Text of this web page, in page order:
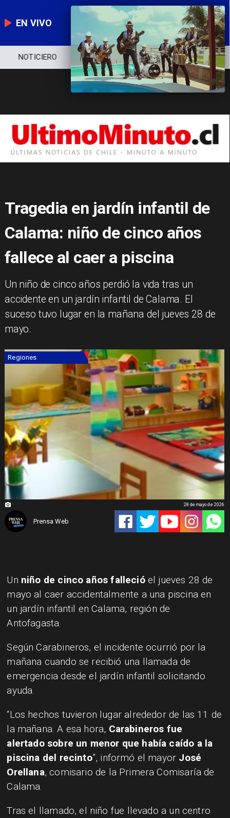
EN VIVO
NOTICIERO POLÍTICA ECONOMÍA
Tragedia en jardín infantil de
Calama: niño de cinco años
fallece al caer a piscina
Un niño de cinco años perdió la vida tras un
accidente en un jardín infantil de Calama. El
suceso tuvo lugar en la mañana del jueves 28 de
mayo.
Regiones
Prensa Web
28 de mayo de 2026
Un niño de cinco años fallecióel jueves 28 de
mayo al caer accidentalmente a una piscina en
un jardín infantil en Calama, región de
Antofagasta.
Según Carabineros, el incidente ocurrió por la
mañana cuando se recibió una llamada de
emergencia desde el jardín infantil solicitando
ayuda.
“Los hechos tuvieron lugar alrededor de las 11 de
la mañana. A esa hora, Carabineros fue
alertado sobre un menor que había caído a la
piscina del recinto”, informó el mayor José
Orellana, comisario de la Primera Comisaría de
Calama.
Tras el llamado, el niño fue llevado a un centro